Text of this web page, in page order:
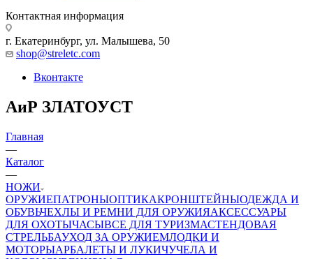
Контактная информация
г. Екатеринбург, ул. Малышева, 50
shop@streletc.com
Вконтакте
АиР ЗЛАТОУСТ
Главная
—
Каталог
—
НОЖИ
ОРУЖИЕПАТРОНЫОПТИКАКРОНШТЕЙНЫОДЕЖДА И
ОБУВЬЧЕХЛЫ И РЕМНИ ДЛЯ ОРУЖИЯАКСЕССУАРЫ
ДЛЯ ОХОТЫЧАСЫВСЕ ДЛЯ ТУРИЗМАСТЕНДОВАЯ
СТРЕЛЬБАУХОД ЗА ОРУЖИЕМЛОДКИ И
МОТОРЫАРБАЛЕТЫ И ЛУКИЧУЧЕЛА И